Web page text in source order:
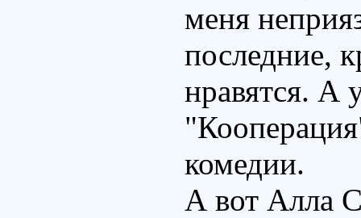
меня
последние,
нравятся. А
комедии.
А вот Алла